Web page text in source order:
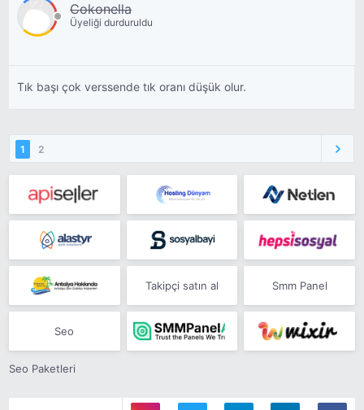
Cokonella
Üyeliği durduruldu
Tık başı çok verssende tık oranı düşük olur.
1 2
Takipçi satın al Smm Panel
Seo
Seo Paketleri